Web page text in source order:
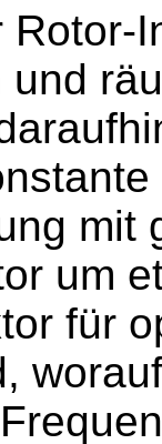
Rotor-
mit
um
für